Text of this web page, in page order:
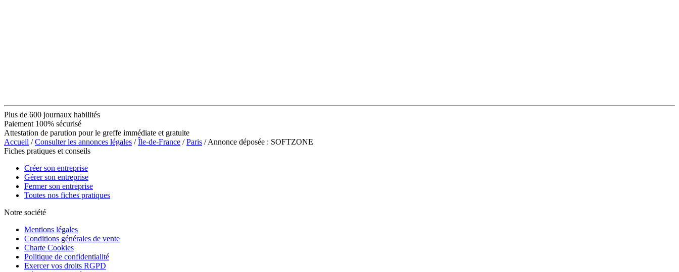
Plus de 600 journaux habilités
Paiement 100% sécurisé
Attestation de parution pour le greffe immédiate et gratuite
Accueil /Consulter les annonces légales /Île-de-France /Paris / Annonce déposée : SOFTZONE
Fiches pratiques et conseils
Créer son entreprise
Gérer son entreprise
Fermer son entreprise
Toutes nos fiches pratiques
Notre société
Mentions légales
Conditions générales de vente
Charte Cookies
Politique de confidentialité
Exercer vos droits RGPD